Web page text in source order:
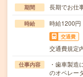
期間 長期でお仕
時給 時給1200円
交通費
交通費規定
仕事内容
・歯車製造
のオペレー